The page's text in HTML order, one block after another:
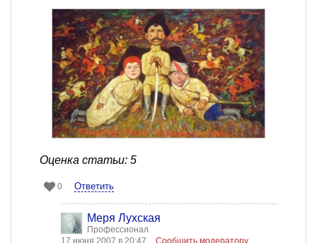
Оценка статьи: 5
0 Ответить
Меря Лухская
Профессионал
17 июня 2007 в 20:47
Сообщить модератору